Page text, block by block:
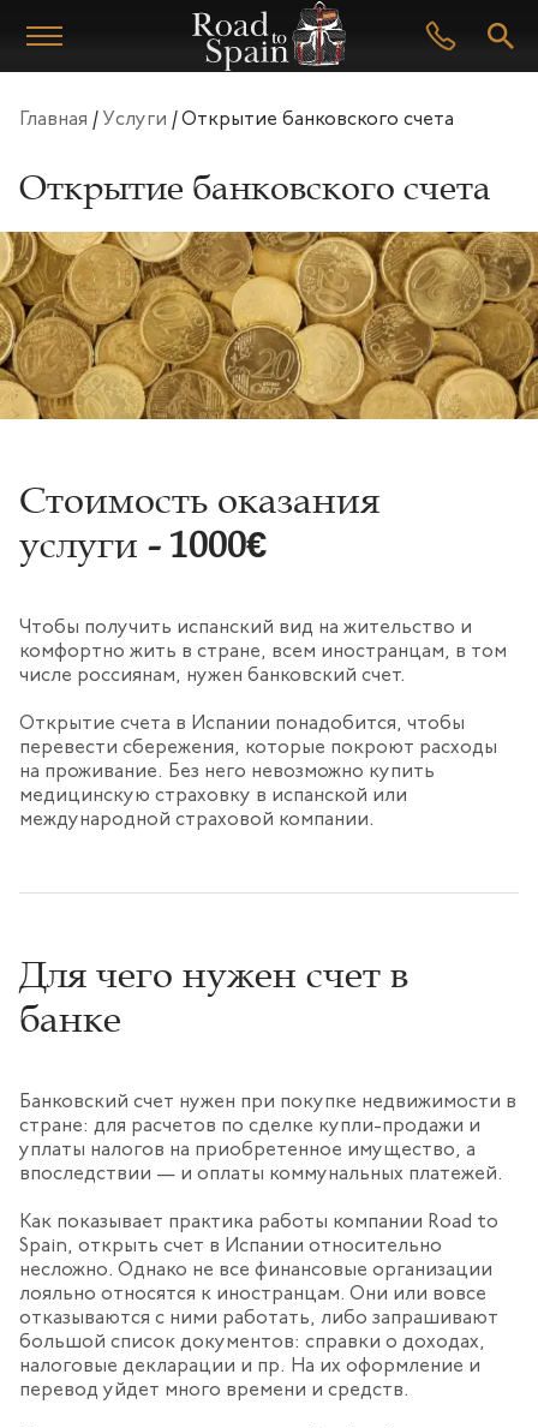
Главная / Услуги /Открытие банковского счета
Открытие банковского счета
Стоимость оказания
услуги - 1000€
Чтобы получить испанский вид на жительство и
комфортно жить в стране, всем иностранцам, в том
числе россиянам, нужен банковский счет.
Открытие счета в Испании понадобится, чтобы
перевести сбережения, которые покроют расходы
на проживание. Без него невозможно купить
медицинскую страховку в испанской или
международной страховой компании.
Для чего нужен счет в
банке
Банковский счет нужен при покупке недвижимости в
стране: для расчетов по сделке купли-продажи и
уплаты налогов на приобретенное имущество, а
впоследствии — и оплаты коммунальных платежей.
Как показывает практика работы компании Road to
Spain, открыть счет в Испании относительно
несложно. Однако не все финансовые организации
лояльно относятся к иностранцам. Они или вовсе
отказываются с ними работать, либо запрашивают
большой список документов: справки о доходах,
налоговые декларации и пр. На их оформление и
перевод уйдет много времени и средств.